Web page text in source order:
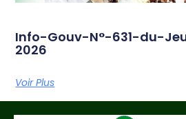
Info-Gouv-N°-631-du-
2026
Voir Plus